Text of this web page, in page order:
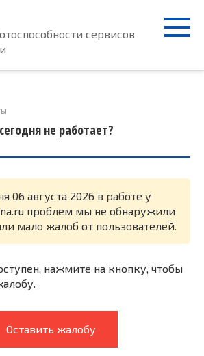
сервисов
не работает?
06 августа 2026 в работе у
проблем мы не обнаружили
мало жалоб от пользователей.
нажмите на кнопку, чтобы
Оставить жалобу